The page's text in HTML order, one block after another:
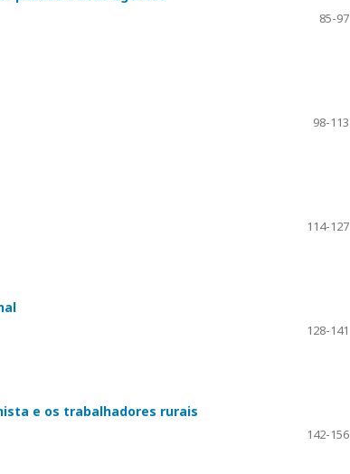
85-97
98-113
114-127
128-141
e os trabalhadores rurais
142-156